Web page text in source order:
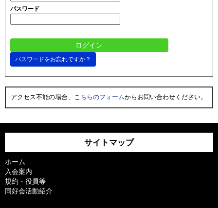
パスワード
パスワードをお忘れですか？
アクセス不能の場合、 こちらのフォームからお問い合わせください。
サイトマップ
ホーム
入会案内
規約・役員等
同好会活動紹介